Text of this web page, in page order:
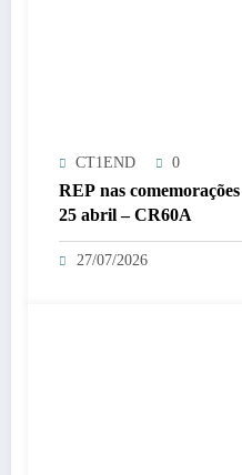
CT1END 0
REP nas
25 abril – CR60A
27/07/2026